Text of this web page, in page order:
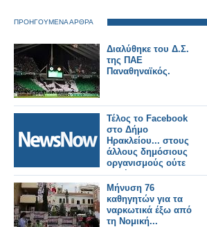
ΠΡΟΗΓΟΥΜΕΝΑ ΑΡΘΡΑ
Διαλύθηκε του Δ.Σ.
της ΠΑΕ
Παναθηναϊκός.
Τέλος το Facebook
στο Δήμο
Ηρακλείου... στους
άλλους δημόσιους
οργανισμούς ούτε
συζήτηση...
Μήνυση 76
καθηγητών για τα
ναρκωτικά έξω από
τη Νομική...